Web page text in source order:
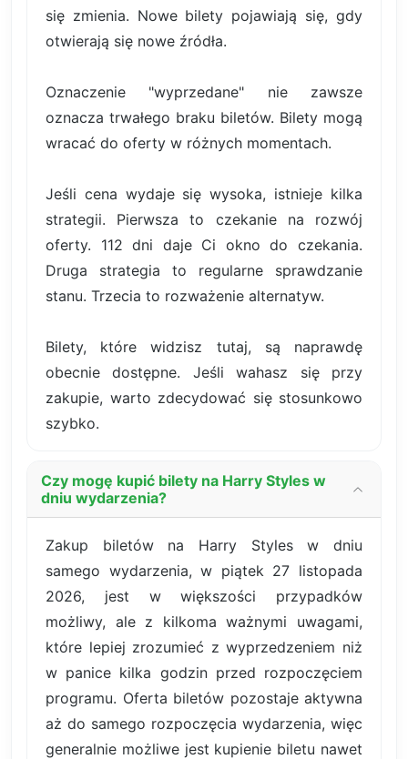
się zmienia. Nowe bilety pojawiają się, gdy
otwierają się nowe źródła.
Oznaczenie "wyprzedane" nie zawsze
oznacza trwałego braku biletów. Bilety mogą
wracać do oferty w różnych momentach.
Jeśli cena wydaje się wysoka, istnieje kilka
strategii. Pierwsza to czekanie na rozwój
oferty. 112 dni daje Ci okno do czekania.
Druga strategia to regularne sprawdzanie
stanu. Trzecia to rozważenie alternatyw.
Bilety, które widzisz tutaj, są naprawdę
obecnie dostępne. Jeśli wahasz się przy
zakupie, warto zdecydować się stosunkowo
szybko.
Czy mogę kupić bilety na Harry Styles w
dniu wydarzenia?
Zakup biletów na Harry Styles w dniu
samego wydarzenia, w piątek 27 listopada
2026, jest w większości przypadków
możliwy, ale z kilkoma ważnymi uwagami,
które lepiej zrozumieć z wyprzedzeniem niż
w panice kilka godzin przed rozpoczęciem
programu. Oferta biletów pozostaje aktywna
aż do samego rozpoczęcia wydarzenia, więc
generalnie możliwe jest kupienie biletu nawet